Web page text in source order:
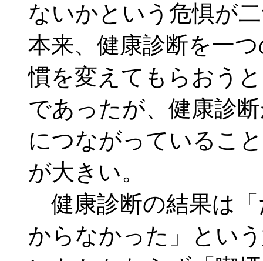
ないかという危惧が
本来、健康診断を一
慣を変えてもらおう
であったが、健康診
につながっているこ
が大きい。
健康診断の結果は
からなかった」とい